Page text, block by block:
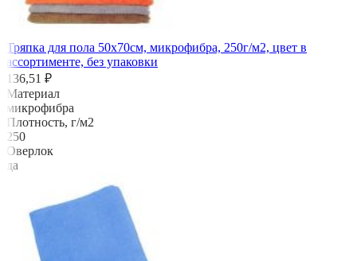
Тряпка для пола 50х70см, микрофибра, 250г/м2, цвет в
ассортименте, без упаковки
136,51 ₽
Материал
микрофибра
Плотность, г/м2
250
Оверлок
да